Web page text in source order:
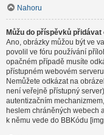
Nahoru
Můžu do příspěvků přidávat
Ano, obrázky můžou být ve
povolil ve fóru používání
opačném případě musíte
přístupném webovém
Nemůžete odkázat na
není veřejně přístupný
autentizačním
heslem chráněných webech
k němu vede do BBKódu